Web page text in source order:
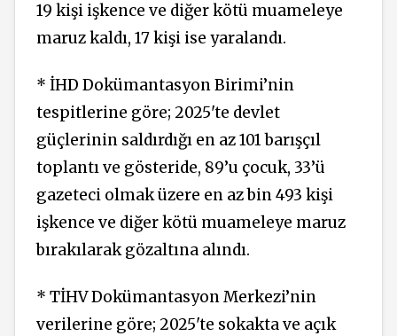
19 kişi işkence ve diğer kötü muameleye
maruz kaldı, 17 kişi ise yaralandı.
* İHD Dokümantasyon Birimi’nin
tespitlerine göre; 2025'te devlet
güçlerinin saldırdığı en az 101 barışçıl
toplantı ve gösteride, 89’u çocuk, 33’ü
gazeteci olmak üzere en az bin 493 kişi
işkence ve diğer kötü muameleye maruz
bırakılarak gözaltına alındı.
* TİHV Dokümantasyon Merkezi’nin
verilerine göre; 2025'te sokakta ve açık